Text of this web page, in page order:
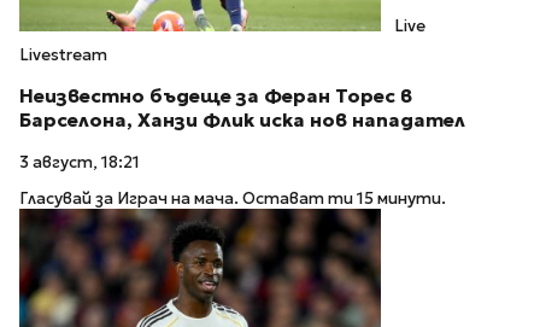
Live
Livestream
Неизвестно бъдеще за Феран Торес в
Барселона, Ханзи Флик иска нов нападател
3 август, 18:21
Гласувай за Играч на мача. Остават ти 15 минути.